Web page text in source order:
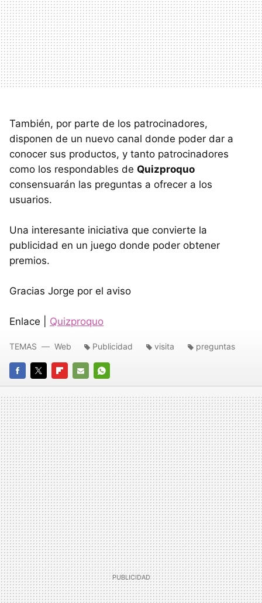
También, por parte de los patrocinadores,
disponen de un nuevo canal donde poder dar a
conocer sus productos, y tanto patrocinadores
como los respondables de Quizproquo
consensuarán las preguntas a ofrecer a los
usuarios.
Una interesante iniciativa que convierte la
publicidad en un juego donde poder obtener
premios.
Gracias Jorge por el aviso
Enlace | Quizproquo
FACEBOOK
TWITTERFLIPBOARD
E-
MAIL
WHATSAPP
TEMAS Web Publicidad visita preguntas